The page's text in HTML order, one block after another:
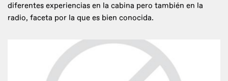
diferentes experiencias en la cabina pero también en la
radio, faceta por la que es bien conocida.